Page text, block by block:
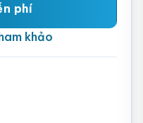
phí
khảo